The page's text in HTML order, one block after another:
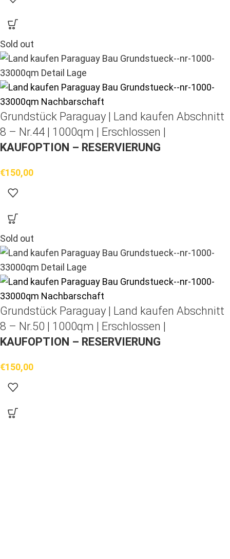
Sold out
Grundstück Paraguay | Land kaufen Abschnitt
8 – Nr.44 | 1000qm | Erschlossen |
KAUFOPTION – RESERVIERUNG
€150,00
Sold out
Grundstück Paraguay | Land kaufen Abschnitt
8 – Nr.50 | 1000qm | Erschlossen |
KAUFOPTION – RESERVIERUNG
€150,00